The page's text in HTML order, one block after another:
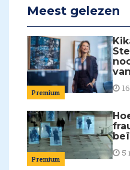
Meest gelezen
Premium
Premium
5